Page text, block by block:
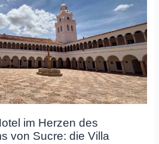
im Herzen des
von Sucre: die Villa